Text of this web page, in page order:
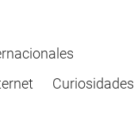
Curiosidades